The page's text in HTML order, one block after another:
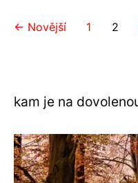
← Novější 1 2
kam je na